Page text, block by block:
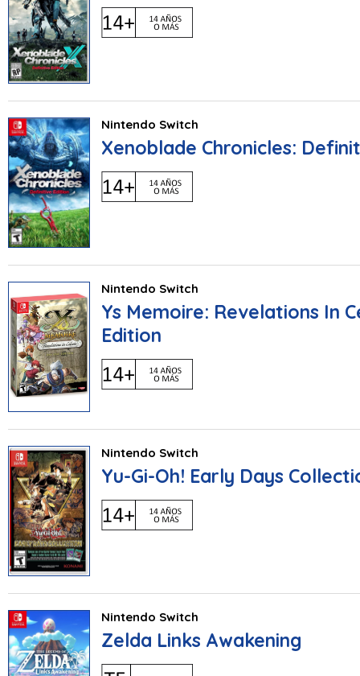
Nintendo Switch
Xenoblade Chronicles:
Nintendo Switch
Ys Memoire: Revelations In
Edition
Nintendo Switch
Yu-Gi-Oh! Early Days
Nintendo Switch
Zelda Links Awakening